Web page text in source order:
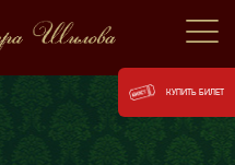
КУПИТЬ БИЛЕТ